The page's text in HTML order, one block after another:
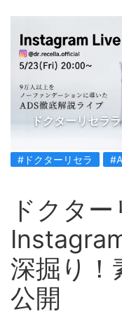
ドクターリセラ
#ドクターリセラ
ドクタ
深掘り！
公開